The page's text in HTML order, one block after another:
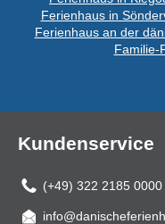
Ferienhaus in
Ferienhaus an der
Familie-
Kundenservice
(+49) 322 2185 0000